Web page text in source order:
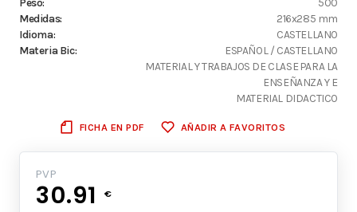
Medidas:
216x285 mm
Idioma:
CASTELLANO
Materia Bic:
ESPAÑOL / CASTELLANO
MATERIAL Y TRABAJOS DE CLASE PARA LA
ENSEÑANZA Y E
MATERIAL DIDACTICO
FICHA EN PDF AÑADIR A FAVORITOS
PVP
30.91 €